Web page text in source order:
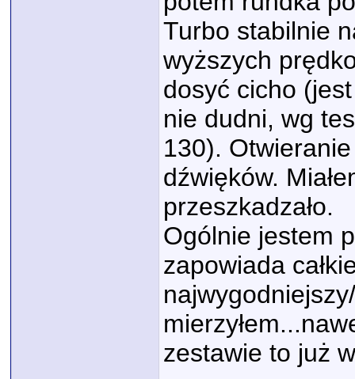
Turbo stabilnie
wyższych
dosyć cicho
nie dudni, wg
130).
dźwięków.
przeszkadzało.
Ogólnie jestem
zapowiada
zestawie to już